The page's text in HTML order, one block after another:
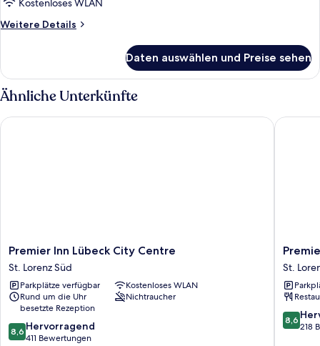
Kostenloses WLAN
Weitere Details
Weitere
Einzelzimmer
Daten auswählen und Preise sehen
Ähnliche Unterkünfte
Premier
Inn
Lübeck
City
Centre
Lorenz
Süd
Premier Inn Lübeck City Centre
St. Lorenz Süd
Parkplätze verfügbar
Kostenloses WLAN
Rund um die Uhr
besetzte Rezeption
Nichtraucher
8.6
von
8,6 Hervorragend
411 Bewertungen
Premier Inn Lübeck City Centre
Premier
Inn
Lübeck
City
St.
Lorenz
St.
8.6
von
8,6
218
Premier